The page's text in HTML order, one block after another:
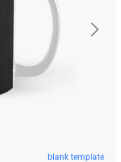
blank template